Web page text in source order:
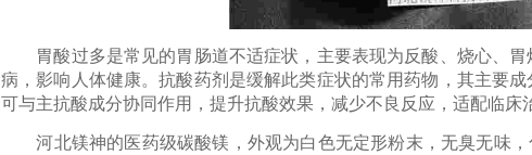
胃酸过多是常见的胃肠道不适症状，主要表现为反酸、烧心、胃
病，影响人体健康。抗酸药剂是缓解此类症状的常用药物，其主要
可与主抗酸成分协同作用，提升抗酸效果，减少不良反应，适配临床
河北镁神的医药级碳酸镁，外观为白色无定形粉末，无臭无味，